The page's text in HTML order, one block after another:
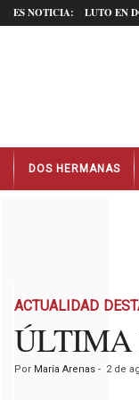
ES NOTICIA: LUTO EN
t
DOS HERMANAS
ACTUALIDAD
ÚLTIMA
Por María Arenas - 2 de